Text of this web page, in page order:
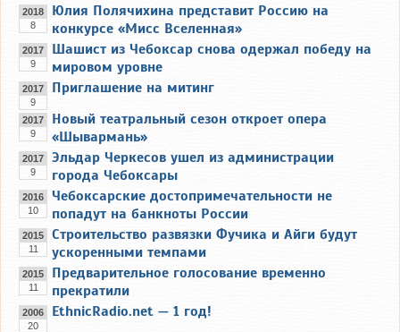
2018
8
Юлия Полячихина представит Россию на
конкурсе «Мисс Вселенная»
2017
9
Шашист из Чебоксар снова одержал победу на
мировом уровне
2017
9
Приглашение на митинг
2017
9
Новый театральный сезон откроет опера
«Шывармань»
2017
9
Эльдар Черкесов ушел из администрации
города Чебоксары
2016
10
Чебоксарские достопримечательности не
попадут на банкноты России
2015
11
Строительство развязки Фучика и Айги будут
ускоренными темпами
2015
11
Предварительное голосование временно
прекратили
2006
20
EthnicRadio.net — 1 год!